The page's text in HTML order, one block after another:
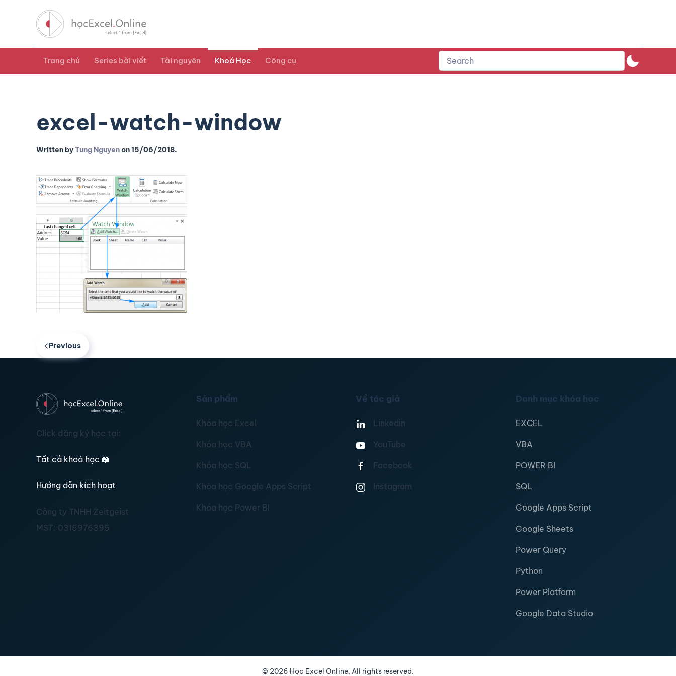
Trang chủ Series bài viết Tài nguyên Khoá Học Công cụ
excel-watch-window
Written byTung Nguyenon15/06/2018.
Previous
Click đăng ký học tại:
Tất cả khoá học 📖
Hướng dẫn kích hoạt
Công ty TNHH Zeitgeist
MST: 0315976395
Sản phẩm
Khóa học Excel
Khóa học VBA
Khóa học SQL
Khóa học Google Apps Script
Khóa học Power BI
Về tác giả
Linkedin
YouTube
Facebook
Instagram
Danh mục khóa học
EXCEL
VBA
POWER BI
SQL
Google Apps Script
Google Sheets
Power Query
Python
Power Platform
Google Data Studio
© 2026 Học Excel Online. All rights reserved.